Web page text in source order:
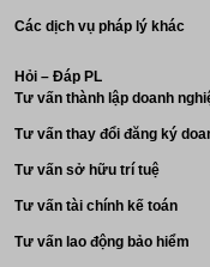
Các dịch vụ pháp lý khác
Hỏi – Đáp PL
Tư vấn thành lập doanh
Tư vấn thay đổi đăng ký
Tư vấn sở hữu trí tuệ
Tư vấn tài chính kế toán
Tư vấn lao động bảo hiểm